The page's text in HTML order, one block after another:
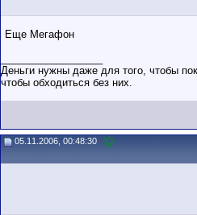
Еще Мегафон
Деньги нужны даже для того, чтобы
чтобы обходиться без них.
05.11.2006, 00:48:30